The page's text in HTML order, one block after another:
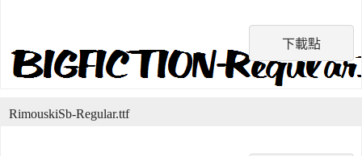
下載點
RimouskiSb-Regular.ttf